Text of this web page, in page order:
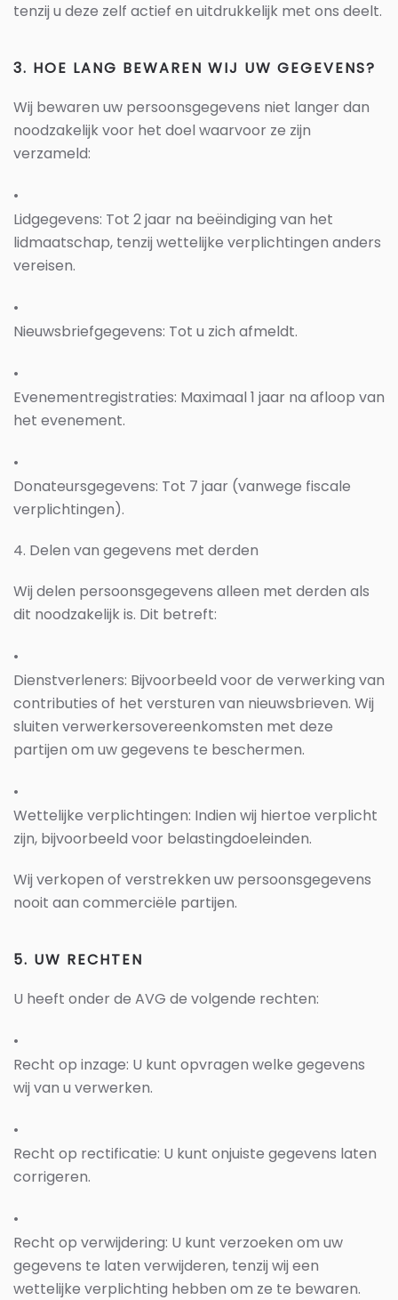
tenzij u deze zelf actief en uitdrukkelijk met ons deelt.
3. HOE LANG BEWAREN WIJ UW GEGEVENS?
Wij bewaren uw persoonsgegevens niet langer dan
noodzakelijk voor het doel waarvoor ze zijn
verzameld:
•
Lidgegevens: Tot 2 jaar na beëindiging van het
lidmaatschap, tenzij wettelijke verplichtingen anders
vereisen.
•
Nieuwsbriefgegevens: Tot u zich afmeldt.
•
Evenementregistraties: Maximaal 1 jaar na afloop van
het evenement.
•
Donateursgegevens: Tot 7 jaar (vanwege fiscale
verplichtingen).
4. Delen van gegevens met derden
Wij delen persoonsgegevens alleen met derden als
dit noodzakelijk is. Dit betreft:
•
Dienstverleners: Bijvoorbeeld voor de verwerking van
contributies of het versturen van nieuwsbrieven. Wij
sluiten verwerkersovereenkomsten met deze
partijen om uw gegevens te beschermen.
•
Wettelijke verplichtingen: Indien wij hiertoe verplicht
zijn, bijvoorbeeld voor belastingdoeleinden.
Wij verkopen of verstrekken uw persoonsgegevens
nooit aan commerciële partijen.
5. UW RECHTEN
U heeft onder de AVG de volgende rechten:
•
Recht op inzage: U kunt opvragen welke gegevens
wij van u verwerken.
•
Recht op rectificatie: U kunt onjuiste gegevens laten
corrigeren.
•
Recht op verwijdering: U kunt verzoeken om uw
gegevens te laten verwijderen, tenzij wij een
wettelijke verplichting hebben om ze te bewaren.